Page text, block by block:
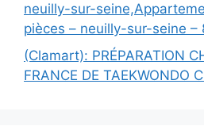
neuilly-sur-
pièces – neuilly-sur-seine
(Clamart): PRÉPARATION
FRANCE DE TAEKWONDO